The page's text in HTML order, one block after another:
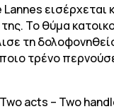
εισέρχεται
Το θύμα
τη
τρένο
acts – Two